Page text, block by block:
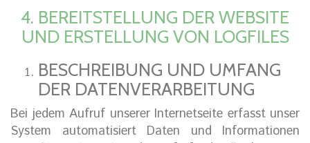
4. BEREITSTELLUNG DER WEBSITE
UND ERSTELLUNG VON LOGFILES
BESCHREIBUNG UND UMFANG
DER DATENVERARBEITUNG
Bei jedem Aufruf unserer Internetseite erfasst unser
System automatisiert Daten und Informationen